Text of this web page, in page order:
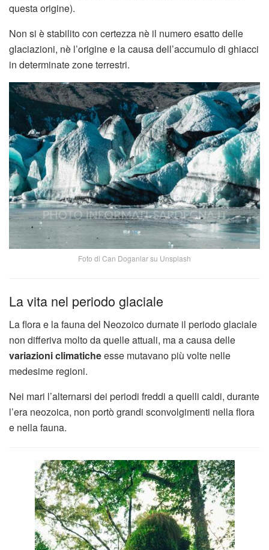
questa origine).
Non si è stabilito con certezza nè il numero esatto delle
glaciazioni, nè l’origine e la causa dell’accumulo di ghiacci
in determinate zone terrestri.
Foto di Can Doganlar su Unsplash
La vita nel periodo glaciale
La flora e la fauna del Neozoico durnate il periodo glaciale
non differiva molto da quelle attuali, ma a causa delle
variazioni climaticheesse mutavano più volte nelle
medesime regioni.
Nei mari l’alternarsi dei periodi freddi a quelli caldi, durante
l’era neozoica, non portò grandi sconvolgimenti nella flora
e nella fauna.